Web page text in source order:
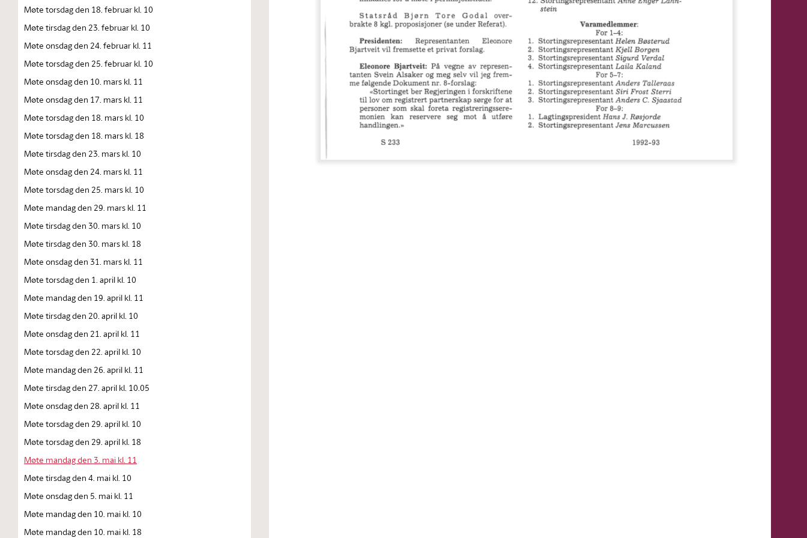
Møte torsdag den 18. februar kl. 10
Møte tirsdag den 23. februar kl. 10
Møte onsdag den 24. februar kl. 11
Møte torsdag den 25. februar kl. 10
Møte onsdag den 10. mars kl. 11
Møte onsdag den 17. mars kl. 11
Møte torsdag den 18. mars kl. 10
Møte torsdag den 18. mars kl. 18
Møte tirsdag den 23. mars kl. 10
Møte onsdag den 24. mars kl. 11
Møte torsdag den 25. mars kl. 10
Møte mandag den 29. mars kl. 11
Møte tirsdag den 30. mars kl. 10
Møte tirsdag den 30. mars kl. 18
Møte onsdag den 31. mars kl. 11
Møte torsdag den 1. april kl. 10
Møte mandag den 19. april kl. 11
Møte tirsdag den 20. april kl. 10
Møte onsdag den 21. april kl. 11
Møte torsdag den 22. april kl. 10
Møte mandag den 26. april kl. 11
Møte tirsdag den 27. april kl. 10.05
Møte onsdag den 28. april kl. 11
Møte torsdag den 29. april kl. 10
Møte torsdag den 29. april kl. 18
Møte mandag den 3. mai kl. 11
Møte tirsdag den 4. mai kl. 10
Møte onsdag den 5. mai kl. 11
Møte mandag den 10. mai kl. 10
Møte mandag den 10. mai kl. 18